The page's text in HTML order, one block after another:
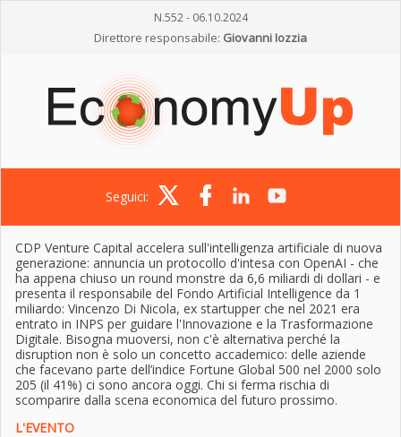
N.552 - 06.10.2024
Direttore responsabile: Giovanni Iozzia
Seguici:
CDP Venture Capital accelera sull'intelligenza artificiale di nuova
generazione: annuncia un protocollo d'intesa con OpenAI - che
ha appena chiuso un round monstre da 6,6 miliardi di dollari - e
presenta il responsabile del Fondo Artificial Intelligence da 1
miliardo: Vincenzo Di Nicola, ex startupper che nel 2021 era
entrato in INPS per guidare l'Innovazione e la Trasformazione
Digitale. Bisogna muoversi, non c'è alternativa perché la
disruption non è solo un concetto accademico: delle aziende
che facevano parte dell’indice Fortune Global 500 nel 2000 solo
205 (il 41%) ci sono ancora oggi. Chi si ferma rischia di
scomparire dalla scena economica del futuro prossimo.
L'EVENTO